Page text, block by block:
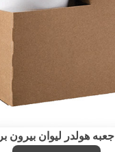
جعبه هولدر لیوان بیرون بر